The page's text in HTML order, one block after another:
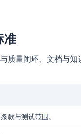
准
质量闭环、文档与
款与测试范围。